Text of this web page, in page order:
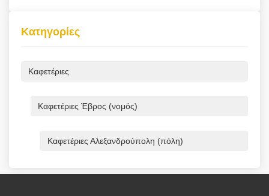
Κατηγορίες
Καφετέριες
Καφετέριες Έβρος (νομός)
Καφετέριες Αλεξανδρούπολη (πόλη)